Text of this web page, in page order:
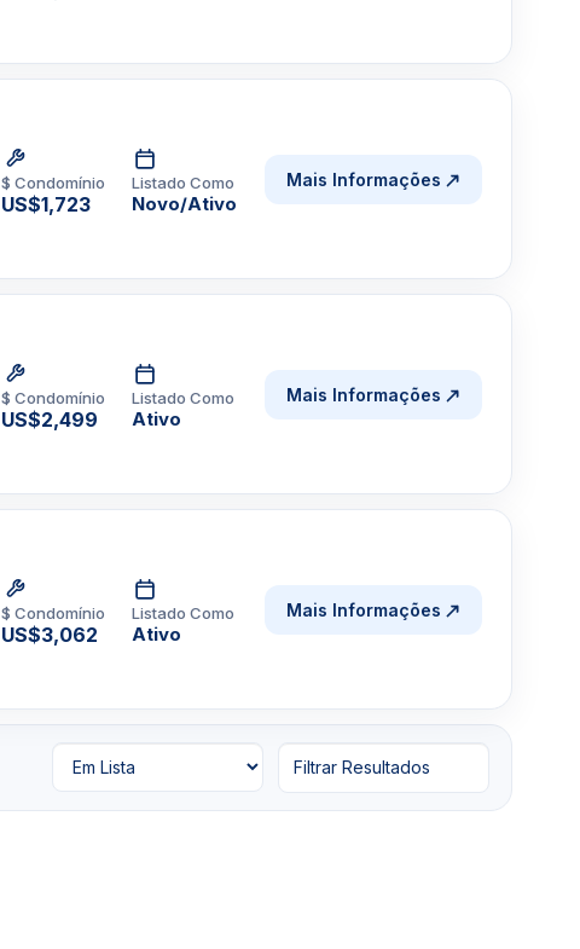
$ Condomínio
US$1,723
Listado Como
Novo/Ativo
Mais Informações
$ Condomínio
US$2,499
Listado Como
Ativo
Mais Informações
$ Condomínio
US$3,062
Listado Como
Ativo
Mais Informações
Filtrar Resultados